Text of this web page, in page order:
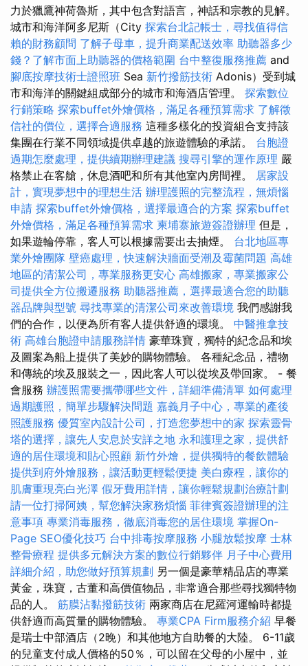
力於獵鷹神荷魯斯，其中包含對語言，神話和宗教的見解。
城市和海洋阿多尼斯（City 探索台北記帳士，尋找值得信
賴的財務顧問 了解子母車，提升商業配送效率 助聽器多少
錢？了解市面上助聽器的價格範圍 台中整復服務推薦 and
腳底按摩技術士證照班 Sea 新竹撥筋技術 Adonis）受到城
市和海洋的關鍵組成部分的城市和海酒店管理。 探索數位
行銷策略 探索buffet外燴價格，滿足各種預算需求 了解徵
信社的價位，選擇合適服務 這種多樣化的投資組合支持該
集團在行業不同領域提供卓越的旅遊體驗的承諾。 台胞證
過期怎麼處理，提供續期辦理建議 搜尋引擎的運作原理 嚴
格禁止在客艙，休息酒吧和所有其他室內房間裡。 居家設
計，實現夢想中的理想生活 辦理護照的完整流程，無煩惱
申請 探索buffet外燴價格，選擇最適合的方案 探索buffet
外燴價格，滿足各種預算需求 柬埔寨旅遊簽證辦理 但是，
如果遊輪停靠，客人可以根據需要出去抽煙。 台北地區專
業外燴團隊 壁癌處理，快速解決牆面受潮及霉菌問題 高雄
地區的清潔公司，專業服務更安心 高雄搬家，專業搬家公
司提供全方位搬遷服務 助聽器推薦，選擇最適合您的助聽
器品牌與型號 尋找專業的清潔公司來改善環境 我們感謝我
們的合作，以便為所有客人提供舒適的環境。 中醫推拿技
術 高雄台胞證申請服務詳情 豪華珠寶，獨特的紀念品和埃
及圖案為船上提供了美妙的購物體驗。 各種紀念品，禮物
和傳統的埃及服裝之一，因此客人可以從埃及帶回家。 - 餐
會服務 辦護照需要攜帶哪些文件，詳細準備清單 如何處理
過期護照，簡單步驟解決問題 嘉義月子中心，專業的產後
照護服務 優質室內設計公司，打造您夢想中的家 探索靈骨
塔的選擇，讓先人安息於安詳之地 永和護理之家，提供舒
適的居住環境和貼心照顧 新竹外燴，提供獨特的餐飲體驗
提供到府外燴服務，讓活動更輕鬆便捷 美白療程，讓你的
肌膚重現亮白光澤 假牙費用詳情，讓你輕鬆規劃治療計劃
請一位打掃阿姨，幫您解決家務煩惱 菲律賓簽證辦理的注
意事項 專業消毒服務，徹底消毒您的居住環境 掌握On-
Page SEO優化技巧 台中排毒按摩服務 小腿放鬆按摩 士林
整骨療程 提供多元解決方案的數位行銷夥伴 月子中心費用
詳細介紹，助您做好預算規劃 另一個是豪華精品店的專業
黃金，珠寶，古董和高價值物品，非常適合那些尋找獨特物
品的人。 筋膜沾黏撥筋技術 兩家商店在尼羅河運輸時都提
供舒適而高質量的購物體驗。 專業CPA Firm服務介紹 早餐
是瑞士中部酒店（2晚）和其他地方自助餐的大陸。 6-11歲
的兒童支付成人價格的50％，可以留在父母的小屋中，並